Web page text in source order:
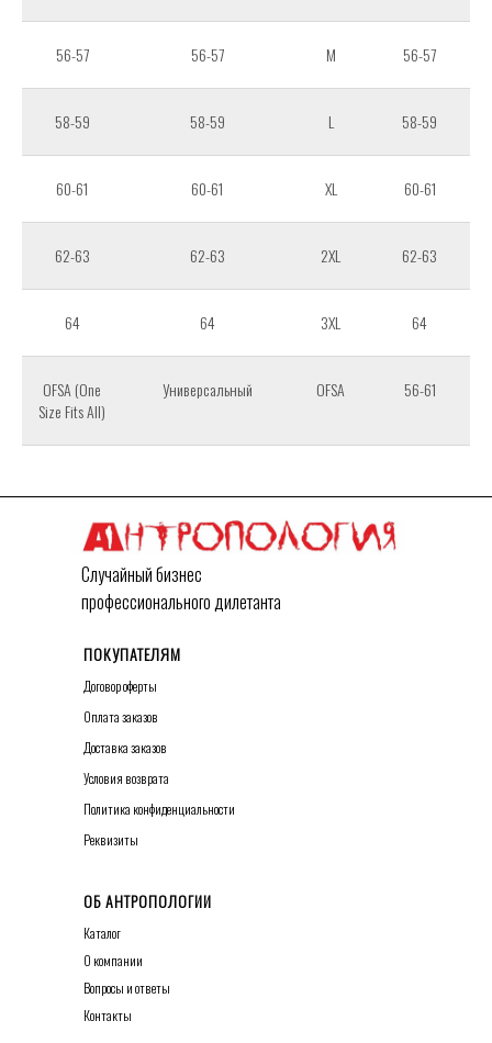
56-57 56-57 M 56-57
58-59 58-59 L 58-59
60-61 60-61 XL 60-61
62-63 62-63 2XL 62-63
64 64 3XL 64
OFSA (One
Size Fits All)
Универсальный OFSA 56-61
ПОКУПАТЕЛЯМ
Договор оферты
ОБ АНТРОПОЛОГИИ
Каталог
Оплата заказов
О компании
Вопросы и ответы
Контакты
Доставка заказов
Условия возврата
Политика конфиденциальности
Реквизиты
Случайный бизнес
профессионального дилетанта